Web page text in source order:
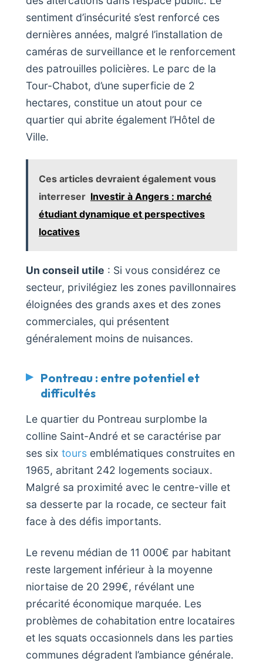
sentiment d’insécurité s’est renforcé ces
dernières années, malgré l’installation de
caméras de surveillance et le renforcement
des patrouilles policières. Le parc de la
Tour-Chabot, d’une superficie de 2
hectares, constitue un atout pour ce
quartier qui abrite également l’Hôtel de
Ville.
Ces articles devraient également vous
interreser Investir à Angers : marché
étudiant dynamique et perspectives
locatives
Un conseil utile : Si vous considérez ce
secteur, privilégiez les zones pavillonnaires
éloignées des grands axes et des zones
commerciales, qui présentent
généralement moins de nuisances.
Pontreau : entre potentiel et
difficultés
Le quartier du Pontreau surplombe la
colline Saint-André et se caractérise par
ses six tours emblématiques construites en
1965, abritant 242 logements sociaux.
Malgré sa proximité avec le centre-ville et
sa desserte par la rocade, ce secteur fait
face à des défis importants.
Le revenu médian de 11 000€ par habitant
reste largement inférieur à la moyenne
niortaise de 20 299€, révélant une
précarité économique marquée. Les
problèmes de cohabitation entre locataires
et les squats occasionnels dans les parties
communes dégradent l’ambiance générale.